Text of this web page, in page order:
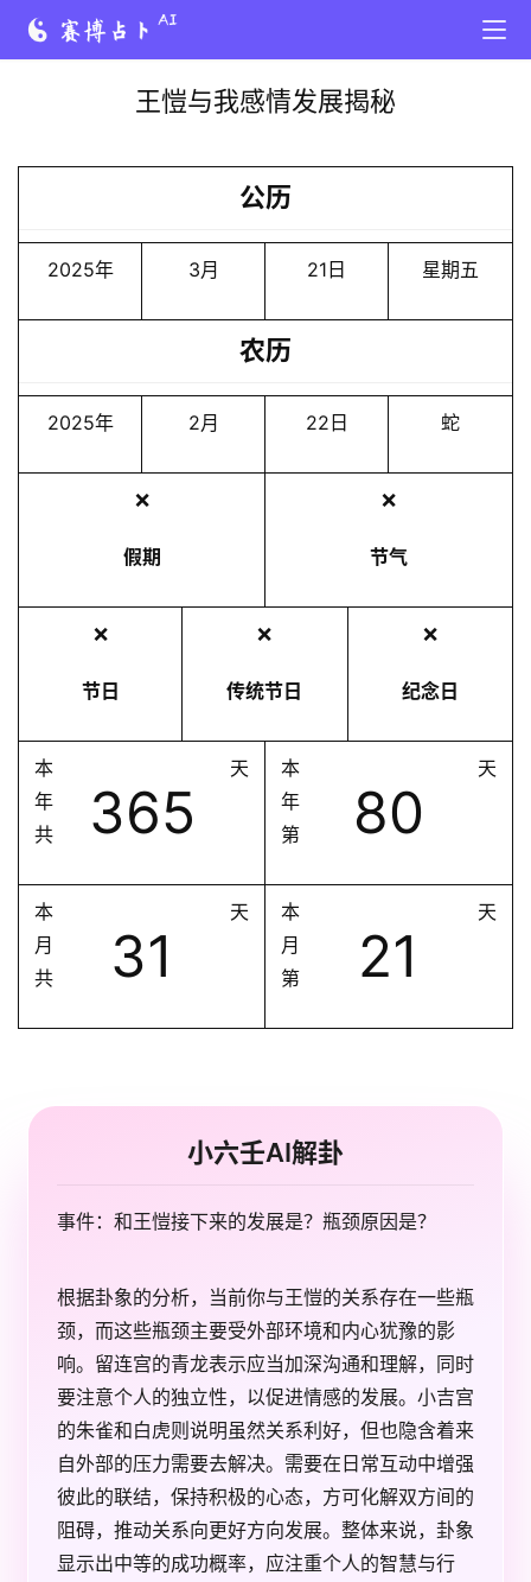
王愷与我感情发展揭秘
公历
2025年 3月 21日 星期五
农历
2025年 2月 22日 蛇
❌
假期
❌
节气
❌
节日
❌
传统节日
❌
纪念日
本
年
共
365
天
本
年
第
80
天
本
月
共
31
天
本
月
第
21
天
小六壬AI解卦
事件：和王愷接下来的发展是？瓶颈原因是？
根据卦象的分析，当前你与王愷的关系存在一些瓶
颈，而这些瓶颈主要受外部环境和内心犹豫的影
响。留连宫的青龙表示应当加深沟通和理解，同时
要注意个人的独立性，以促进情感的发展。小吉宫
的朱雀和白虎则说明虽然关系利好，但也隐含着来
自外部的压力需要去解决。需要在日常互动中增强
彼此的联结，保持积极的心态，方可化解双方间的
阻碍，推动关系向更好方向发展。整体来说，卦象
显示出中等的成功概率，应注重个人的智慧与行